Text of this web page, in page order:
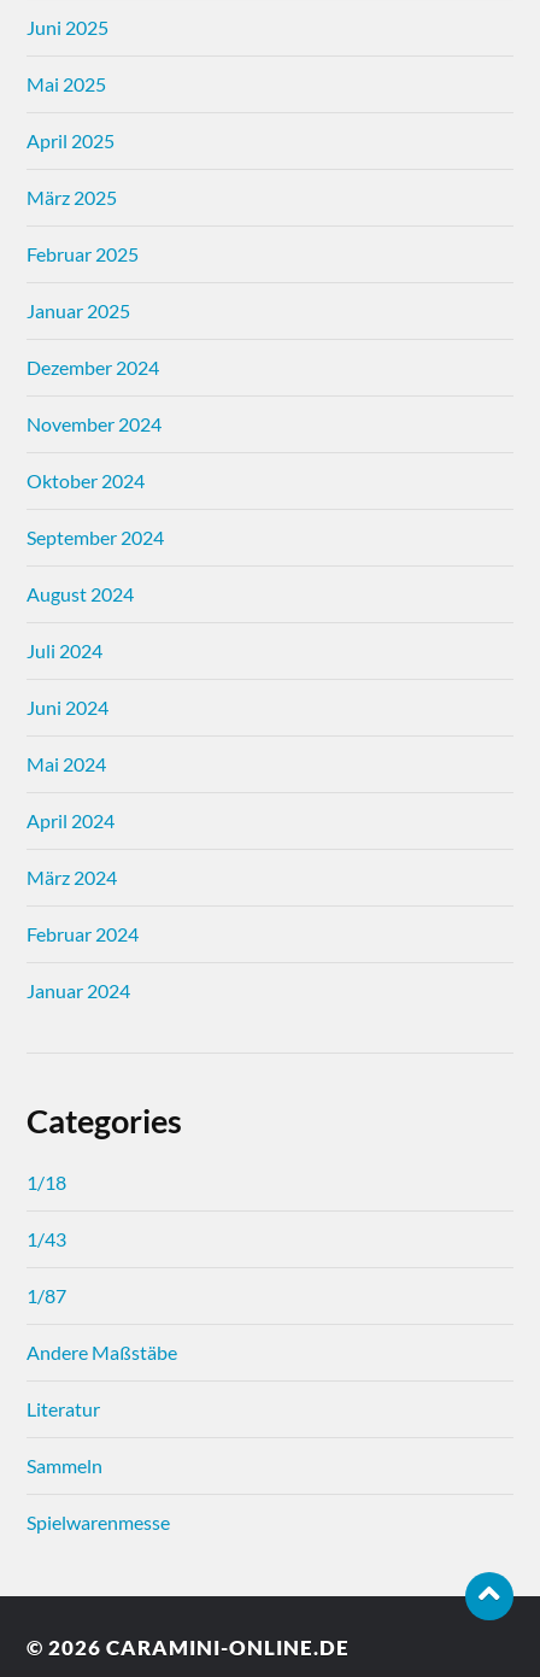
Juni 2025
Mai 2025
April 2025
März 2025
Februar 2025
Januar 2025
Dezember 2024
November 2024
Oktober 2024
September 2024
August 2024
Juli 2024
Juni 2024
Mai 2024
April 2024
März 2024
Februar 2024
Januar 2024
Categories
1/18
1/43
1/87
Andere Maßstäbe
Literatur
Sammeln
Spielwarenmesse
© 2026CARAMINI-ONLINE.DE